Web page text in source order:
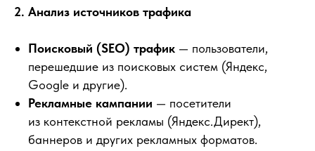
2. Анализ источников трафика
Поисковый (SEO) трафик — пользователи,
перешедшие из поисковых систем (Яндекс,
Google и другие).
Рекламные кампании — посетители
из контекстной рекламы (Яндекс.Директ),
баннеров и других рекламных форматов.